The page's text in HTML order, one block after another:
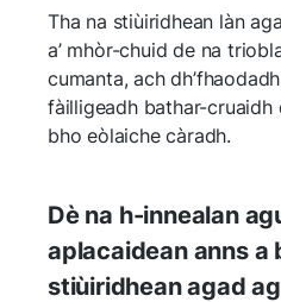
Tha na stiùiridhean làn
a’ mhòr-chuid de na
cumanta, ach
fàilligeadh bathar-cruaidh
bho eòlaiche càradh.
Dè na h-innealan
aplacaidean anns a
stiùiridhean agad